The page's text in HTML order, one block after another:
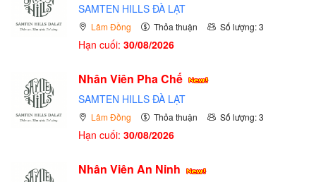
SAMTEN HILLS ĐÀ LẠT
Lâm Đồng Thỏa thuận Số lượng: 3
Hạn cuối: 30/08/2026
Nhân Viên Pha Chế
SAMTEN HILLS ĐÀ LẠT
Lâm Đồng Thỏa thuận Số lượng: 3
Hạn cuối: 30/08/2026
Nhân Viên An Ninh